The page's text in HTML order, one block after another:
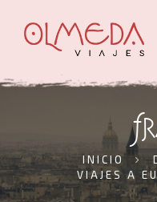
INICIO
VIAJES A